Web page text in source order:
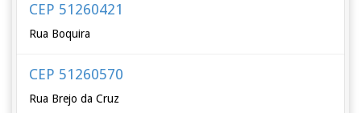
CEP 51260421
Rua Boquira
CEP 51260570
Rua Brejo da Cruz